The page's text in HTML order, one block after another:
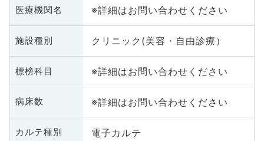
医療機関名 ※詳細はお問い合わせください
施設種別 クリニック(美容・自由診療）
標榜科目 ※詳細はお問い合わせください
病床数 ※詳細はお問い合わせください
カルテ種別 電子カルテ